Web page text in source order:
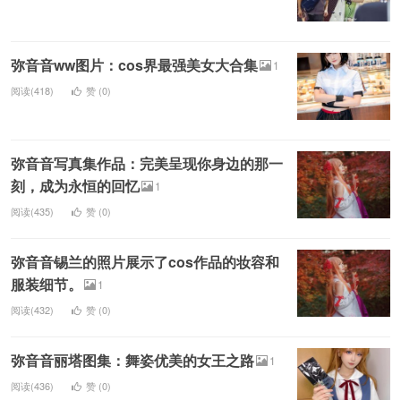
弥音音ww图片：cos界最强美女大合集 1
阅读(418) 赞 (0)
弥音音写真集作品：完美呈现你身边的那一
刻，成为永恒的回忆
1
阅读(435) 赞 (0)
弥音音锡兰的照片展示了cos作品的妆容和
服装细节。
1
阅读(432) 赞 (0)
弥音音丽塔图集：舞姿优美的女王之路 1
阅读(436) 赞 (0)